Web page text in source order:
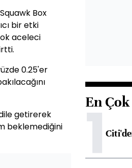
Box
bir etki
aceleci
0.25'er
getirerek
beklemediğini
En
1